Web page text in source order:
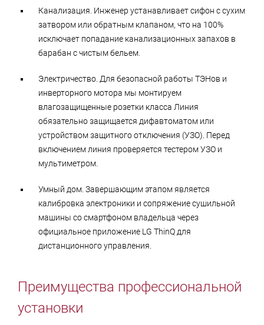
Канализация. Инженер устанавливает сифон с сухим
затвором или обратным клапаном, что на 100%
исключает попадание канализационных запахов в
барабан с чистым бельем.
Электричество. Для безопасной работы ТЭНов и
инверторного мотора мы монтируем
влагозащищенные розетки класса Линия
обязательно защищается дифавтоматом или
устройством защитного отключения (УЗО). Перед
включением линия проверяется тестером УЗО и
мультиметром.
Умный дом. Завершающим этапом является
калибровка электроники и сопряжение сушильной
машины со смартфоном владельца через
официальное приложение LG ThinQ для
дистанционного управления.
Преимущества профессиональной
установки